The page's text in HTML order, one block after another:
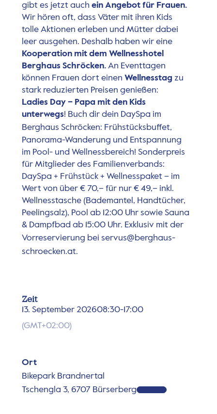
gibt es jetzt auch ein Angebot für Frauen.
Wir hören oft, dass Väter mit ihren Kids
tolle Aktionen erleben und Mütter dabei
leer ausgehen. Deshalb haben wir eine
Kooperation mit dem Wellnesshotel
Berghaus Schröcken. An Eventtagen
können Frauen dort einen Wellnesstag zu
stark reduzierten Preisen genießen:
Ladies Day – Papa mit den Kids
unterwegs! Buch dir dein DaySpa im
Berghaus Schröcken: Frühstücksbuffet,
Panorama-Wanderung und Entspannung
im Pool- und Wellnessbereich! Sonderpreis
für Mitglieder des Familienverbands:
DaySpa + Frühstück + Wellnesspaket – im
Wert von über € 70,– für nur € 49,– inkl.
Wellnesstasche (Bademantel, Handtücher,
Peelingsalz), Pool ab 12:00 Uhr sowie Sauna
& Dampfbad ab 15:00 Uhr. Exklusiv mit der
Vorreservierung bei servus@berghaus-
schroecken.at.
Zeit
13. September 202608:30-17:00
(GMT+02:00)
Ort
Bikepark Brandnertal
Tschengla 3, 6707 Bürserberg